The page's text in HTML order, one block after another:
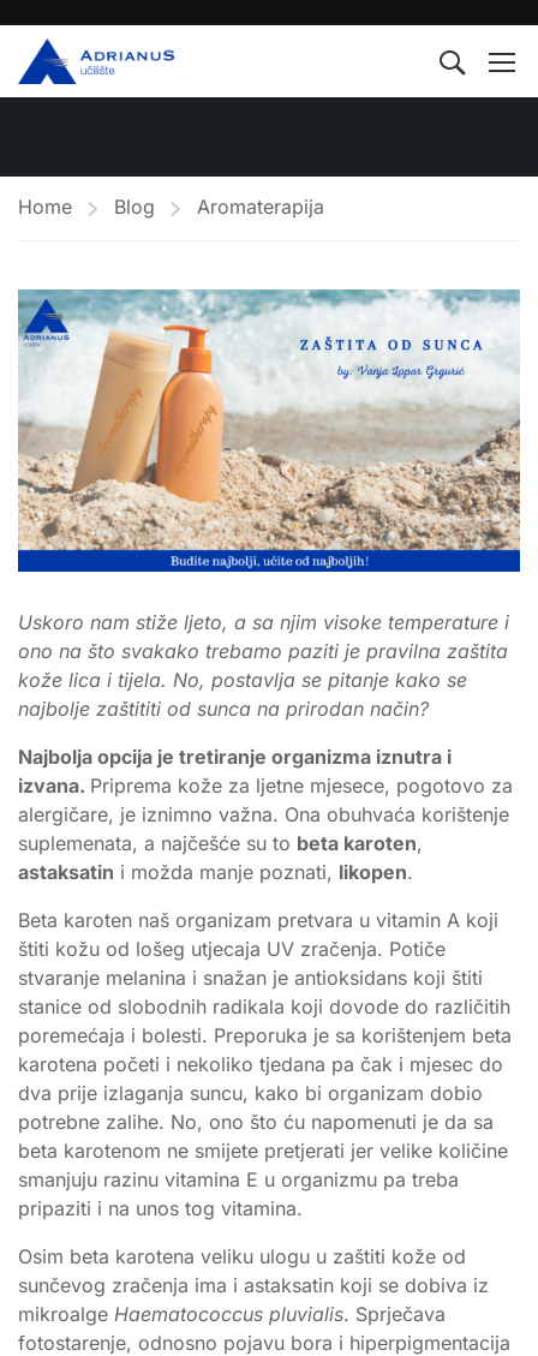
Home Blog Aromaterapija
Uskoro nam stiže ljeto, a sa njim visoke temperature i
ono na što svakako trebamo paziti je pravilna zaštita
kože lica i tijela. No, postavlja se pitanje kako se
najbolje zaštititi od sunca na prirodan način?
Najbolja opcija je tretiranje organizma iznutra i
izvana. Priprema kože za ljetne mjesece, pogotovo za
alergičare, je iznimno važna. Ona obuhvaća korištenje
suplemenata, a najčešće su to beta karoten,
astaksatin i možda manje poznati, likopen.
Beta karoten naš organizam pretvara u vitamin A koji
štiti kožu od lošeg utjecaja UV zračenja. Potiče
stvaranje melanina i snažan je antioksidans koji štiti
stanice od slobodnih radikala koji dovode do različitih
poremećaja i bolesti. Preporuka je sa korištenjem beta
karotena početi i nekoliko tjedana pa čak i mjesec do
dva prije izlaganja suncu, kako bi organizam dobio
potrebne zalihe. No, ono što ću napomenuti je da sa
beta karotenom ne smijete pretjerati jer velike količine
smanjuju razinu vitamina E u organizmu pa treba
pripaziti i na unos tog vitamina.
Osim beta karotena veliku ulogu u zaštiti kože od
sunčevog zračenja ima i astaksatin koji se dobiva iz
mikroalge Haematococcus pluvialis. Sprječava
fotostarenje, odnosno pojavu bora i hiperpigmentacija